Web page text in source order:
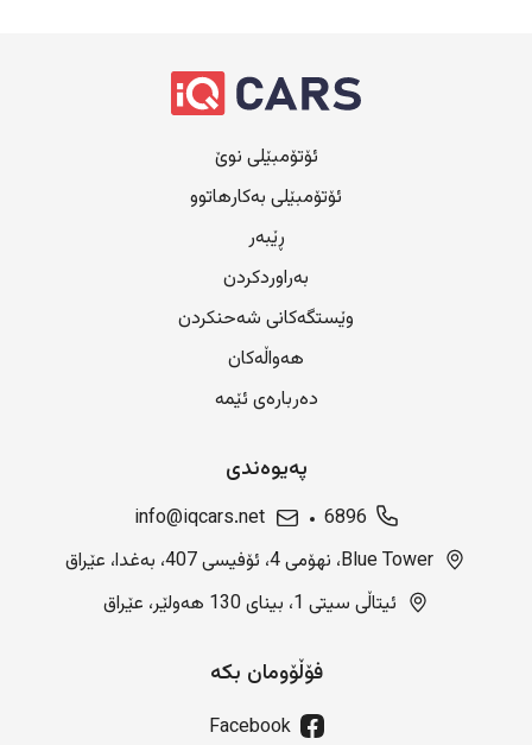
ئۆتۆمبێلی نوێ
ئۆتۆمبێلی بەکارهاتوو
ڕێبەر
بەراوردکردن
وێستگەکانی شەحنکردن
هەواڵەکان
دەربارەی ئێمە
پەیوەندی
6896
info@iqcars.net
Blue Tower، نهۆمی 4، ئۆفیسی 407، بەغدا، عێراق
ئیتاڵی سیتی 1، بینای 130 هەولێر، عێراق
فۆڵۆومان بکە
Facebook